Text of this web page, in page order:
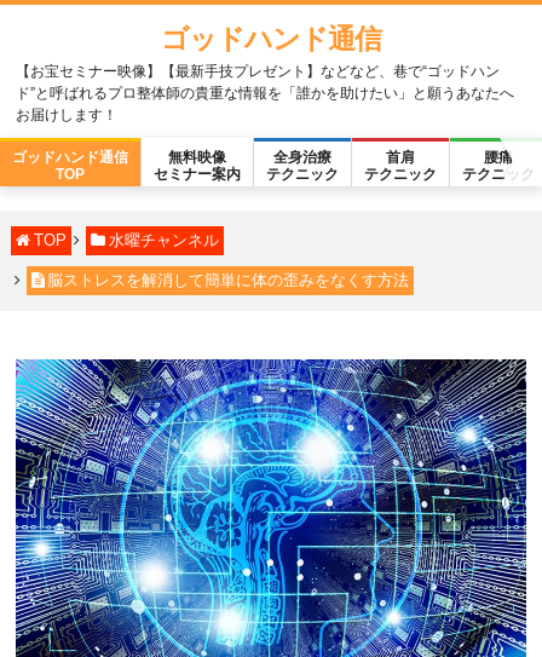
ゴッドハンド通信
【お宝セミナー映像】【最新手技プレゼント】などなど、巷で“ゴッドハン
ド”と呼ばれるプロ整体師の貴重な情報を「誰かを助けたい」と願うあなたへ
お届けします！
ゴッドハンド通信
TOP
無料映像
セミナー案内
全身治療
テクニック
首肩
テクニック
腰痛
テクニック
TOP 水曜チャンネル
脳ストレスを解消して簡単に体の歪みをなくす方法